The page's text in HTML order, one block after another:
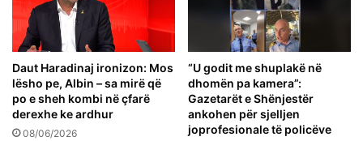
Daut Haradinaj ironizon: Mos
lësho pe, Albin – sa mirë që
po e sheh kombi në çfarë
derexhe ke ardhur
08/06/2026
“U godit me shuplakë në
dhomën pa kamera”:
Gazetarët e Shënjestër
ankohen për sjelljen
joprofesionale të policëve